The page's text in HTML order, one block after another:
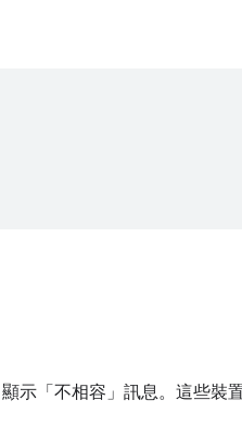
示「不相容」訊息。這些裝